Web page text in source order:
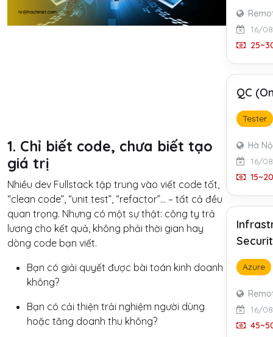
1. Chỉ biết code, chưa biết tạo
giá trị
Nhiều dev Fullstack tập trung vào viết code tốt,
“clean code”, “unit test”, “refactor”… – tất cả đều
quan trọng. Nhưng có một sự thật: công ty trả
lương cho kết quả, không phải thời gian hay
dòng code bạn viết.
Bạn có giải quyết được bài toán kinh doanh
không?
Bạn có cải thiện trải nghiệm người dùng
hoặc tăng doanh thu không?
16/
QC
Tester
Hà
16/
Azure
16/